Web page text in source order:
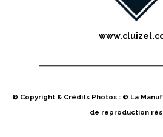
© Copyright & Crédits Photos : © La
de reproduction